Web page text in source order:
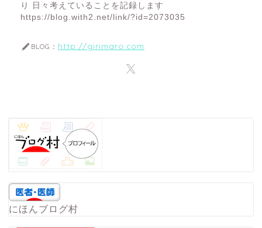
り 日々考えていることを記録します
https://blog.with2.net/link/?id=2073035
BLOG： http://girimaro.com
にほんブログ村